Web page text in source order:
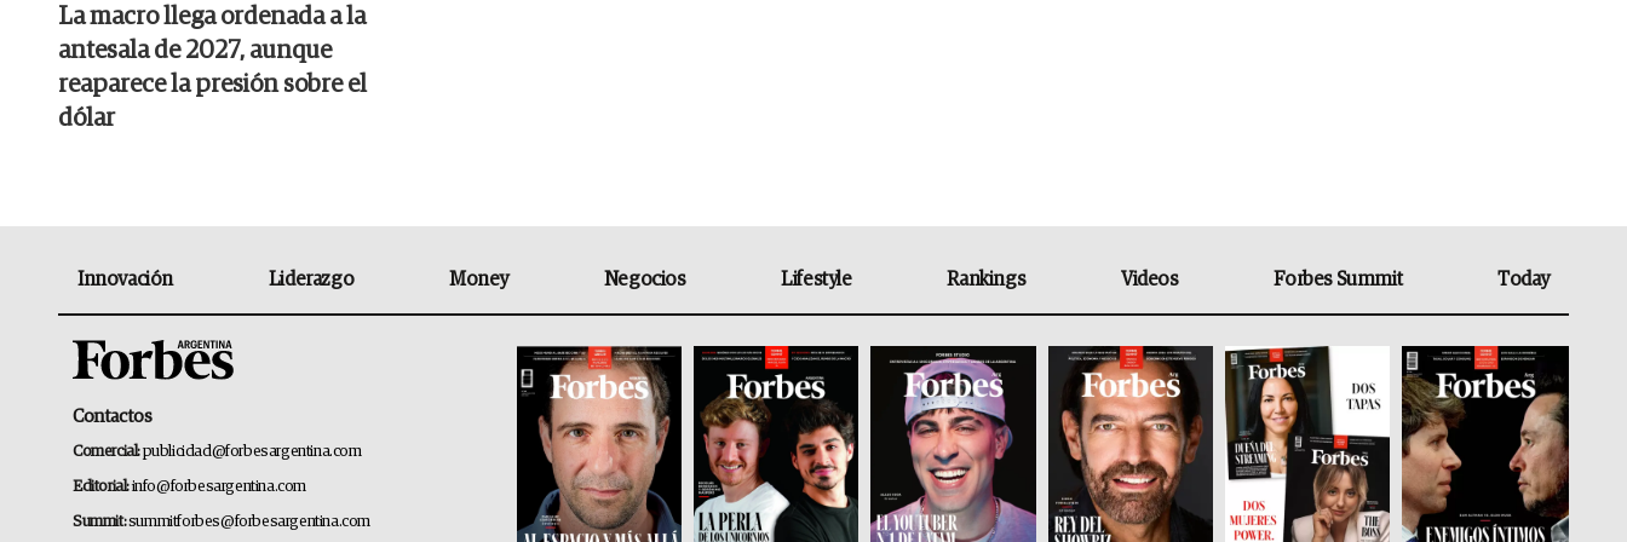
La macro llega ordenada a la
antesala de 2027, aunque
reaparece la presión sobre el
dólar
Innovación Liderazgo Money Negocios Lifestyle Rankings Videos Forbes Summit Today
Contactos
Comercial:publicidad@forbesargentina.com
Editorial:info@forbesargentina.com
Summit:summitforbes@forbesargentina.com